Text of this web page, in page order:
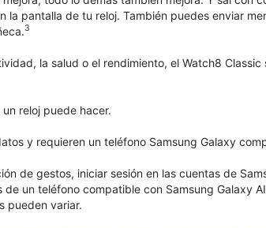
pantalla de tu reloj. También puedes enviar
3
la salud o el rendimiento, el Watch8
reloj puede hacer.
y requieren un teléfono Samsung Galaxy
de gestos, iniciar sesión en las cuentas de
un teléfono compatible con Samsung Galaxy
pueden variar.